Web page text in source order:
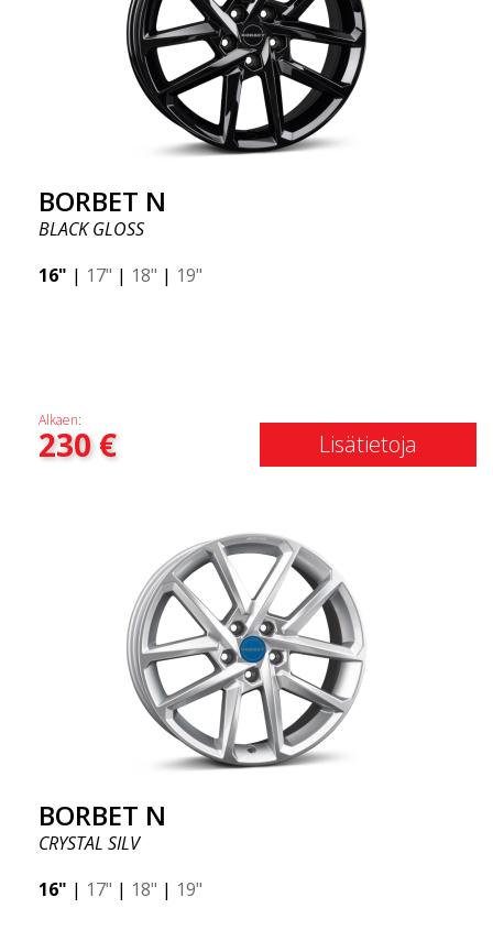
BORBET N
BLACK GLOSS
16" | 17" | 18" | 19"
Alkaen:
230€ Lisätietoja
BORBET N
CRYSTAL SILV
16" | 17" | 18" | 19"